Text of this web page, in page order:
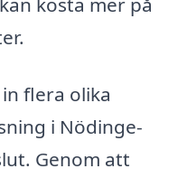
flera olika
i Nödinge-
Genom att